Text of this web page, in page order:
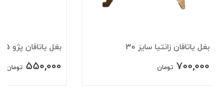
بغل یاتاقان زانتیا سایز 30
700,000 تومان
بغل ياتاقان پژو 405 سایز 10
550,000 تومان